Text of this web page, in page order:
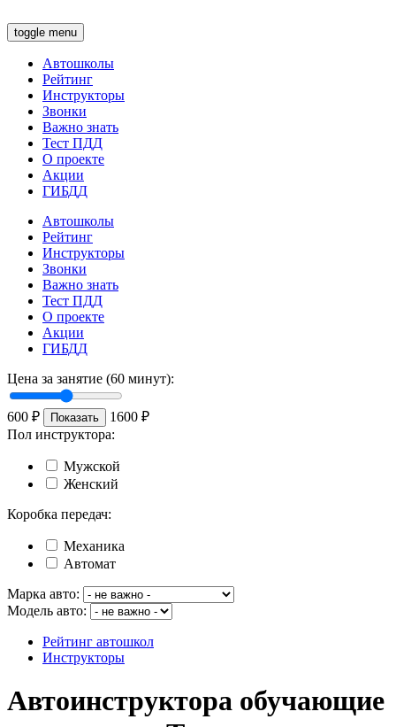
toggle menu
Автошколы
Рейтинг
Инструкторы
Звонки
Важно знать
Тест ПДД
О проекте
Акции
ГИБДД
Автошколы
Рейтинг
Инструкторы
Звонки
Важно знать
Тест ПДД
О проекте
Акции
ГИБДД
Цена за занятие (60 минут):
600 ₽ Показать 1600 ₽
Пол инструктора:
Мужской
Женский
Коробка передач:
Механика
Автомат
Марка авто:
Модель авто:
Рейтинг автошкол
Инструкторы
Автоинструктора обучающие